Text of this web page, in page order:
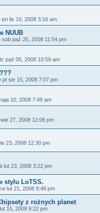
pn lis 10, 2008 3:16 am
NUUB
sob paź 25, 2008 11:54 pm
paź 05, 2008 10:59 am
pt sie 15, 2008 7:07 pm
10, 2008 7:49 am
27, 2008 12:06 pm
23, 2008 12:30 pm
lut 23, 2008 3:22 pm
stylu LoTSS.
lut 21, 2008 9:48 pm
z rożnych planet
15, 2008 9:22 pm